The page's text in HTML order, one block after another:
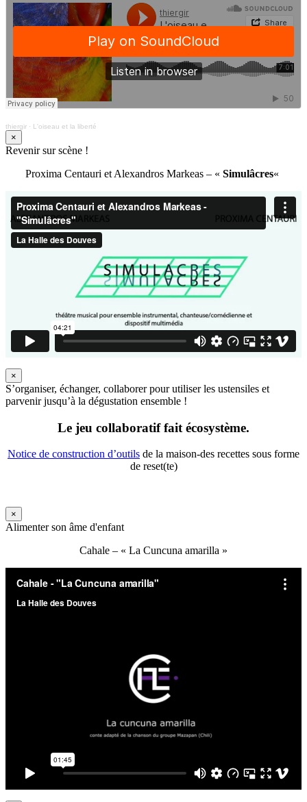
thiergir · L'oiseau et la liberté
×
Revenir sur scène !
Proxima Centauri et Alexandros Markeas – « Simulâcres«
×
S’organiser, échanger, collaborer pour utiliser les ustensiles et
parvenir jusqu’à la dégustation ensemble !
Le jeu collaboratif fait écosystème.
Notice de construction d’outils de la maison-des recettes sous forme
de reset(te)
×
Alimenter son âme d'enfant
Cahale – « La Cuncuna amarilla »